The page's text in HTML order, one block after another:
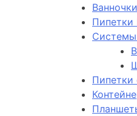
Пипетки
Пипетки